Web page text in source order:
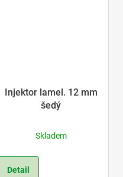
Injektor lamel. 12 mm
šedý
Skladem
Detail